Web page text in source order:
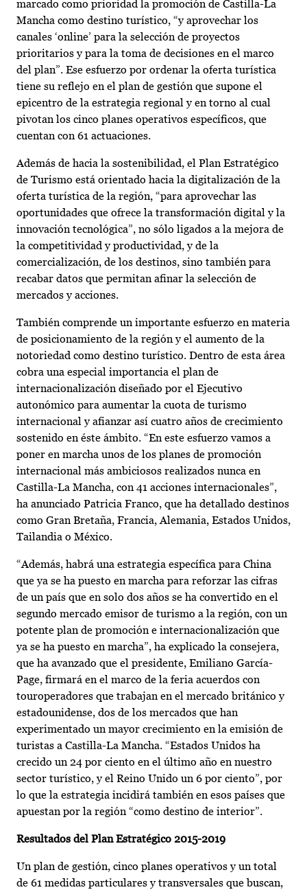
marcado como prioridad la promoción de Castilla-La
Mancha como destino turístico, “y aprovechar los
canales ‘online’ para la selección de proyectos
prioritarios y para la toma de decisiones en el marco
del plan”. Ese esfuerzo por ordenar la oferta turística
tiene su reflejo en el plan de gestión que supone el
epicentro de la estrategia regional y en torno al cual
pivotan los cinco planes operativos específicos, que
cuentan con 61 actuaciones.
Además de hacia la sostenibilidad, el Plan Estratégico
de Turismo está orientado hacia la digitalización de la
oferta turística de la región, “para aprovechar las
oportunidades que ofrece la transformación digital y la
innovación tecnológica”, no sólo ligados a la mejora de
la competitividad y productividad, y de la
comercialización, de los destinos, sino también para
recabar datos que permitan afinar la selección de
mercados y acciones.
También comprende un importante esfuerzo en materia
de posicionamiento de la región y el aumento de la
notoriedad como destino turístico. Dentro de esta área
cobra una especial importancia el plan de
internacionalización diseñado por el Ejecutivo
autonómico para aumentar la cuota de turismo
internacional y afianzar así cuatro años de crecimiento
sostenido en éste ámbito. “En este esfuerzo vamos a
poner en marcha unos de los planes de promoción
internacional más ambiciosos realizados nunca en
Castilla-La Mancha, con 41 acciones internacionales”,
ha anunciado Patricia Franco, que ha detallado destinos
como Gran Bretaña, Francia, Alemania, Estados Unidos,
Tailandia o México.
“Además, habrá una estrategia específica para China
que ya se ha puesto en marcha para reforzar las cifras
de un país que en solo dos años se ha convertido en el
segundo mercado emisor de turismo a la región, con un
potente plan de promoción e internacionalización que
ya se ha puesto en marcha”, ha explicado la consejera,
que ha avanzado que el presidente, Emiliano García-
Page, firmará en el marco de la feria acuerdos con
touroperadores que trabajan en el mercado británico y
estadounidense, dos de los mercados que han
experimentado un mayor crecimiento en la emisión de
turistas a Castilla-La Mancha. “Estados Unidos ha
crecido un 24 por ciento en el último año en nuestro
sector turístico, y el Reino Unido un 6 por ciento”, por
lo que la estrategia incidirá también en esos países que
apuestan por la región “como destino de interior”.
Resultados del Plan Estratégico 2015-2019
Un plan de gestión, cinco planes operativos y un total
de 61 medidas particulares y transversales que buscan,